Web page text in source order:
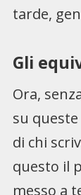
tarde,
Gli
Ora,
su
di chi
questo il
messo a